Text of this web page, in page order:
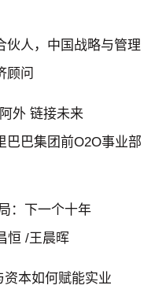
伙人，中国战略与管理
顾问
外 链接未来
巴巴集团前O2O事业部
：下一个十年
恒 /王晨晖
资本如何赋能实业